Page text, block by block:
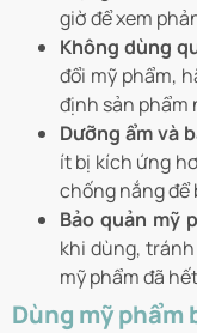
giờ để xem
Không dùng
đổi mỹ phẩm,
định sản phẩm
Dưỡng ẩm và
ít bị kích ứng
chống nắng để
Bảo quản mỹ
khi dùng,
mỹ phẩm đã
Dùng mỹ phẩm